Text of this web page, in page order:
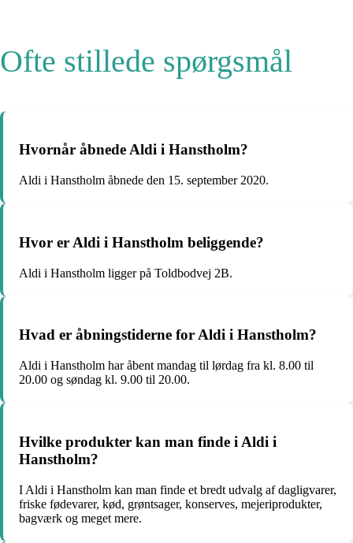
Ofte stillede spørgsmål
Hvornår åbnede Aldi i Hanstholm?
Aldi i Hanstholm åbnede den 15. september 2020.
Hvor er Aldi i Hanstholm beliggende?
Aldi i Hanstholm ligger på Toldbodvej 2B.
Hvad er åbningstiderne for Aldi i Hanstholm?
Aldi i Hanstholm har åbent mandag til lørdag fra kl. 8.00 til
20.00 og søndag kl. 9.00 til 20.00.
Hvilke produkter kan man finde i Aldi i
Hanstholm?
I Aldi i Hanstholm kan man finde et bredt udvalg af dagligvarer,
friske fødevarer, kød, grøntsager, konserves, mejeriprodukter,
bagværk og meget mere.